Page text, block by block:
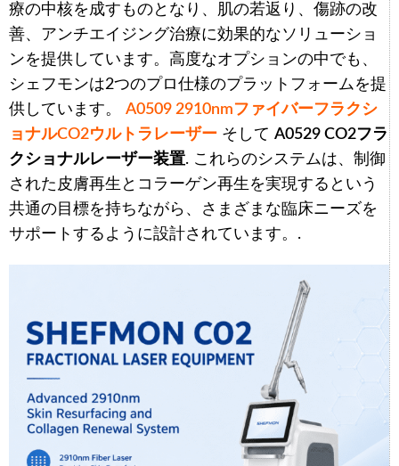
療の中核を成すものとなり、肌の若返り、傷跡の改
善、アンチエイジング治療に効果的なソリューショ
ンを提供しています。高度なオプションの中でも、
シェフモンは2つのプロ仕様のプラットフォームを提
供しています。 A0509 2910nmファイバーフラクシ
ョナルCO2ウルトラレーザー そして A0529 CO2フラ
クショナルレーザー装置. これらのシステムは、制御
された皮膚再生とコラーゲン再生を実現するという
共通の目標を持ちながら、さまざまな臨床ニーズを
サポートするように設計されています。.